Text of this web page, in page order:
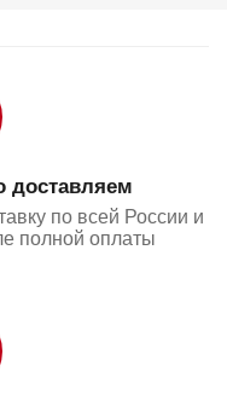
доставляем
по всей России и
полной оплаты